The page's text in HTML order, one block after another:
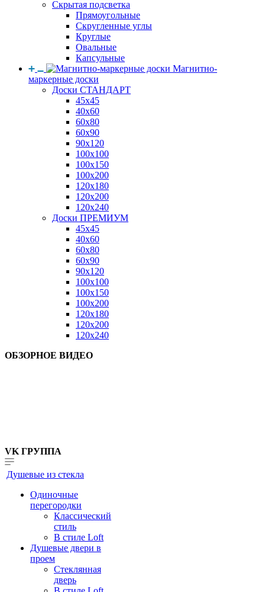
Скрытая подсветка
Прямоугольные
Скругленные углы
Круглые
Овальные
Капсульные
Магнитно-
маркерные доски
Доски СТАНДАРТ
45x45
40x60
60x80
60x90
90x120
100x100
100x150
100x200
120x180
120x200
120x240
Доски ПРЕМИУМ
45x45
40x60
60x80
60x90
90x120
100x100
100x150
100x200
120x180
120x200
120x240
ОБЗОРНОЕ ВИДЕО
VK ГРУППА
Душевые из стекла
Одиночные
перегородки
Классический
стиль
В стиле Loft
Душевые двери в
проем
Стеклянная
дверь